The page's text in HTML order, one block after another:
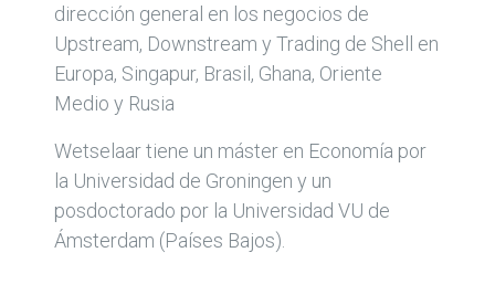
dirección general en los negocios de
Upstream, Downstream y Trading de Shell en
Europa, Singapur, Brasil, Ghana, Oriente
Medio y Rusia
Wetselaar tiene un máster en Economía por
la Universidad de Groningen y un
posdoctorado por la Universidad VU de
Ámsterdam (Países Bajos).